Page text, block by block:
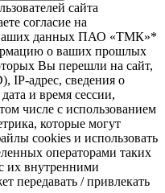
сайта
согласие на
Ваших данных ПАО «ТМК»*
о ваших прошлых
Вы перешли на сайт,
IP-адрес, сведения о
и время сессии,
числе с использованием
которые могут
cookies и использовать
операторами таких
их внутренними
передавать / привлекать